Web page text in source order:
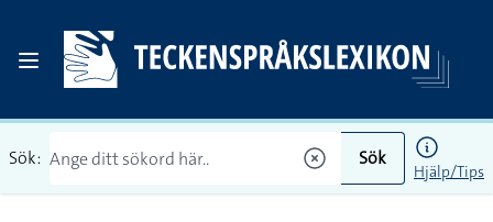
Sök: Sök
Hjälp/Tips